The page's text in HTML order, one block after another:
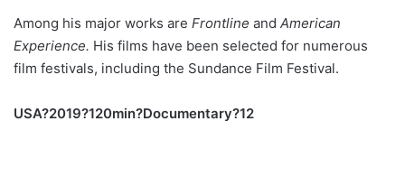
Among his major works are Frontline and American
Experience. His films have been selected for numerous
film festivals, including the Sundance Film Festival.
USA?2019?120min?Documentary?12